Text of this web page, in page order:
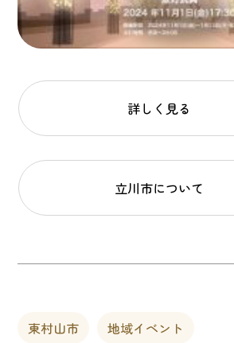
詳しく見る
立川市について
東村山市 地域イベント